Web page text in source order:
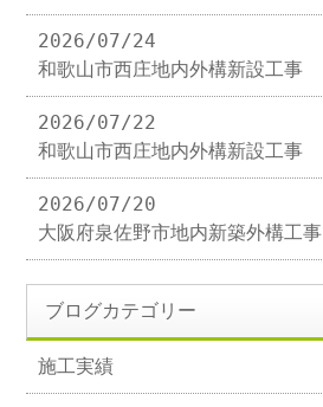
2026/07/24
和歌山市西庄地内外構新設工事
2026/07/22
和歌山市西庄地内外構新設工事
2026/07/20
大阪府泉佐野市地内新築外構工事
ブログカテゴリー
施工実績